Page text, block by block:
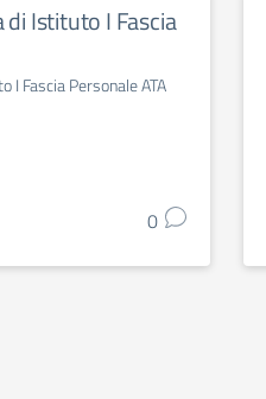
Istituto I Fascia
Fascia Personale ATA
0